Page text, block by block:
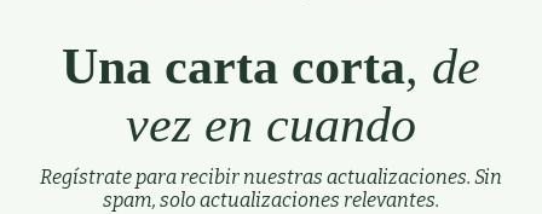
Una carta corta, de
vez en cuando
Regístrate para recibir nuestras actualizaciones. Sin
spam, solo actualizaciones relevantes.